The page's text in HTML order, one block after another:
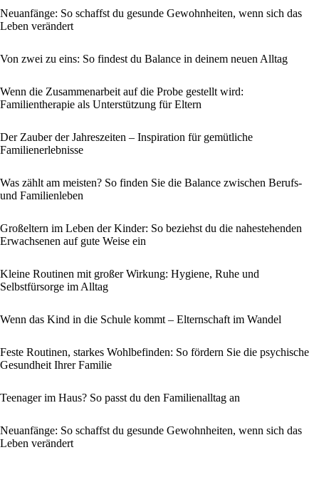
Neuanfänge: So schaffst du gesunde Gewohnheiten, wenn sich das
Leben verändert
Von zwei zu eins: So findest du Balance in deinem neuen Alltag
Wenn die Zusammenarbeit auf die Probe gestellt wird:
Familientherapie als Unterstützung für Eltern
Der Zauber der Jahreszeiten – Inspiration für gemütliche
Familienerlebnisse
Was zählt am meisten? So finden Sie die Balance zwischen Berufs-
und Familienleben
Großeltern im Leben der Kinder: So beziehst du die nahestehenden
Erwachsenen auf gute Weise ein
Kleine Routinen mit großer Wirkung: Hygiene, Ruhe und
Selbstfürsorge im Alltag
Wenn das Kind in die Schule kommt – Elternschaft im Wandel
Feste Routinen, starkes Wohlbefinden: So fördern Sie die psychische
Gesundheit Ihrer Familie
Teenager im Haus? So passt du den Familienalltag an
Neuanfänge: So schaffst du gesunde Gewohnheiten, wenn sich das
Leben verändert